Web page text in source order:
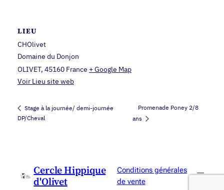
LIEU
CHOlivet
Domaine du Donjon
OLIVET, 45160 France + Google Map
Voir Lieu site web
Stage à la journée/ demi-journée
DP/Cheval
Promenade Poney 2/8
ans
Cercle Hippique
d'Olivet
Conditions générales
de vente